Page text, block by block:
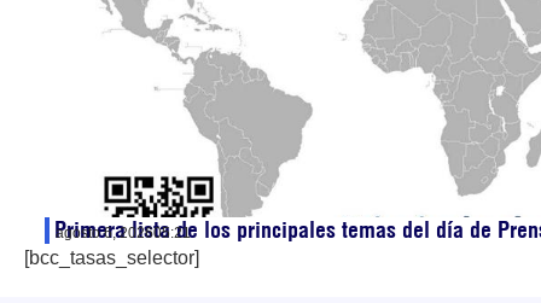
Primera lista de los principales temas del día de
agosto 6, 202605:21
[bcc_tasas_selector]